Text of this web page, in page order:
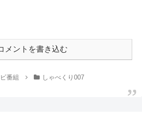
メントを書き込む
番組 しゃべくり007